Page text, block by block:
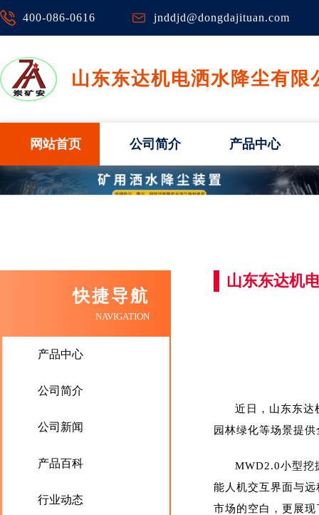
400-086-0616 jnddjd@dongdajituan.com
山东东达机电洒水降尘有限
网站首页 公司简介 产品中心
快捷导航
NAVIGATION
产品中心
公司简介
公司新闻
产品百科
行业动态
山东东达机
近日，山东东达
园林绿化等场景提
MWD2.0小型挖
能人机交互界面与
市场的空白，更展现